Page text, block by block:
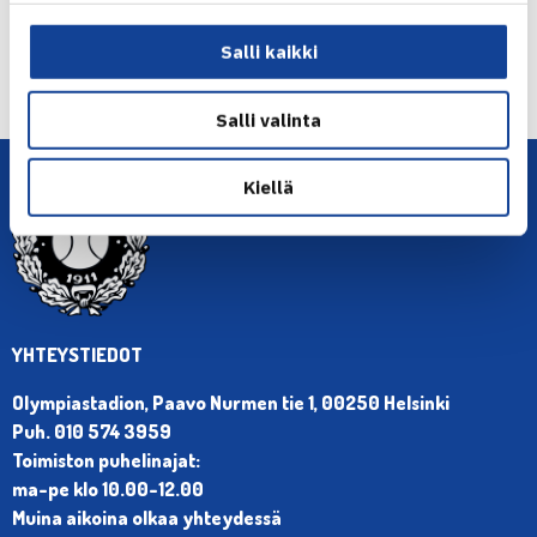
Salli kaikki
Salli valinta
Kiellä
← Edellinen
Seuraava uutinen: Sisäkenttien SM-kilpailut
Helsingin… →
YHTEYSTIEDOT
Olympiastadion, Paavo Nurmen tie 1, 00250 Helsinki
Puh. 010 574 3959
Toimiston puhelinajat:
ma-pe klo 10.00-12.00
Muina aikoina olkaa yhteydessä